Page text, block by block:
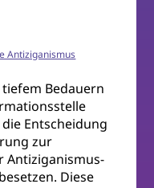
Antiziganismus
Bedauern
die Entscheidung
zur
Antiziganismus-
Diese